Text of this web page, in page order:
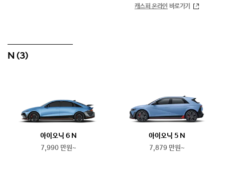
캐스퍼 온라인 바로가기
N (3)
아이오닉 6 N
7,990 만원~
아이오닉 5 N
7,879 만원~